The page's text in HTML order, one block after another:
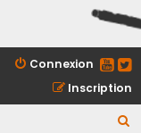
Connexion
Inscription